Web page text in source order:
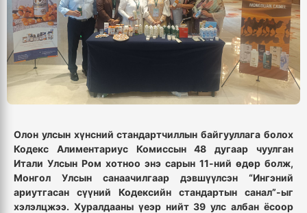
Олон улсын хүнсний стандартчиллын байгууллага болох
Кодекс Алиментариус Комиссын 48 дугаар чуулган
Итали Улсын Ром хотноо энэ сарын 11-ний өдөр болж,
Монгол Улсын санаачилгаар дэвшүүлсэн “Ингэний
ариутгасан сүүний Кодексийн стандартын санал”-ыг
хэлэлцжээ. Хуралдааны үеэр нийт 39 улс албан ёсоор